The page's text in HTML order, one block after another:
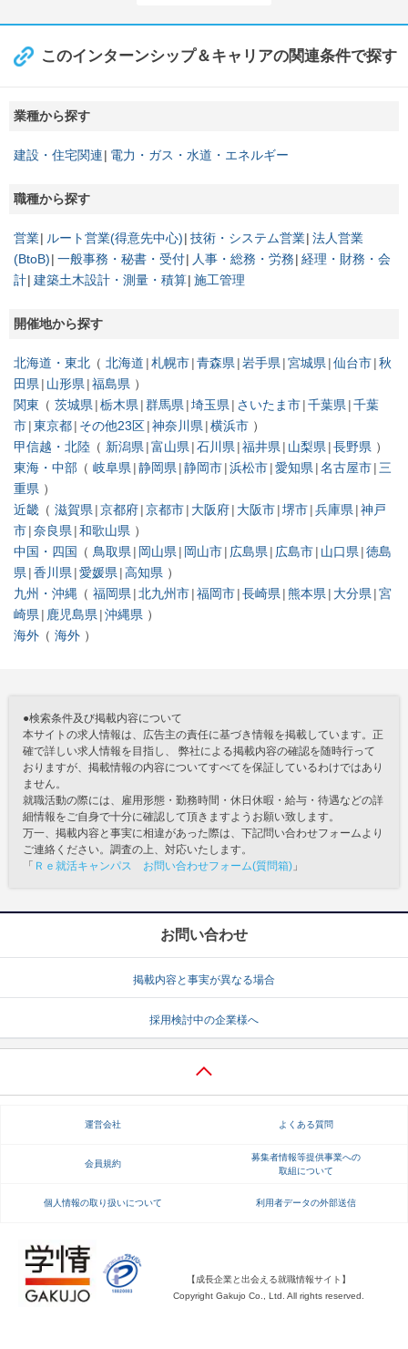
このインターンシップ＆キャリアの関連条件で探す
業種から探す
建設・住宅関連 電力・ガス・水道・エネルギー
職種から探す
営業 ルート営業(得意先中心) 技術・システム営業 法人営業
(BtoB) 一般事務・秘書・受付 人事・総務・労務 経理・財務・会
計 建築土木設計・測量・積算 施工管理
開催地から探す
北海道・東北 北海道 札幌市 青森県 岩手県 宮城県 仙台市 秋
田県
山形県 福島県
関東
茨城県 栃木県 群馬県 埼玉県 さいたま市 千葉県 千葉
市 東京都 その他23区 神奈川県 横浜市
甲信越・北陸
新潟県 富山県 石川県 福井県 山梨県 長野県
東海・中部
岐阜県 静岡県 静岡市 浜松市 愛知県 名古屋市 三
重県
近畿
滋賀県 京都府 京都市 大阪府 大阪市 堺市 兵庫県 神戸
市 奈良県 和歌山県
中国・四国
鳥取県 岡山県 岡山市 広島県 広島市 山口県 徳島
県 香川県 愛媛県 高知県
九州・沖縄
福岡県 北九州市 福岡市 長崎県 熊本県 大分県 宮
崎県
鹿児島県 沖縄県
海外
海外
●検索条件及び掲載内容について
本サイトの求人情報は、広告主の責任に基づき情報を掲載しています。正
確で詳しい求人情報を目指し、 弊社による掲載内容の確認を随時行って
おりますが、掲載情報の内容についてすべてを保証しているわけではあり
ません。
就職活動の際には、雇用形態・勤務時間・休日休暇・給与・待遇などの詳
細情報をご自身で十分に確認して頂きますようお願い致します。
万一、掲載内容と事実に相違があった際は、下記問い合わせフォームより
ご連絡ください。調査の上、対応いたします。
「 Ｒｅ就活キャンパス お問い合わせフォーム(質問箱) 」
お問い合わせ
掲載内容と事実が異なる場合
採用検討中の企業様へ
運営会社 よくある質問
会員規約
募集者情報等提供事業への
取組について
個人情報の取り扱いについて 利用者データの外部送信
【成長企業と出会える就職情報サイト】
Copyright Gakujo Co., Ltd. All rights reserved.